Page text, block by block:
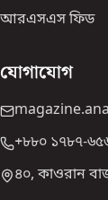
আরএসএস ফিড
যোগাযোগ
+৮৮০ ১৭৮৭-
৪০, কাওরান